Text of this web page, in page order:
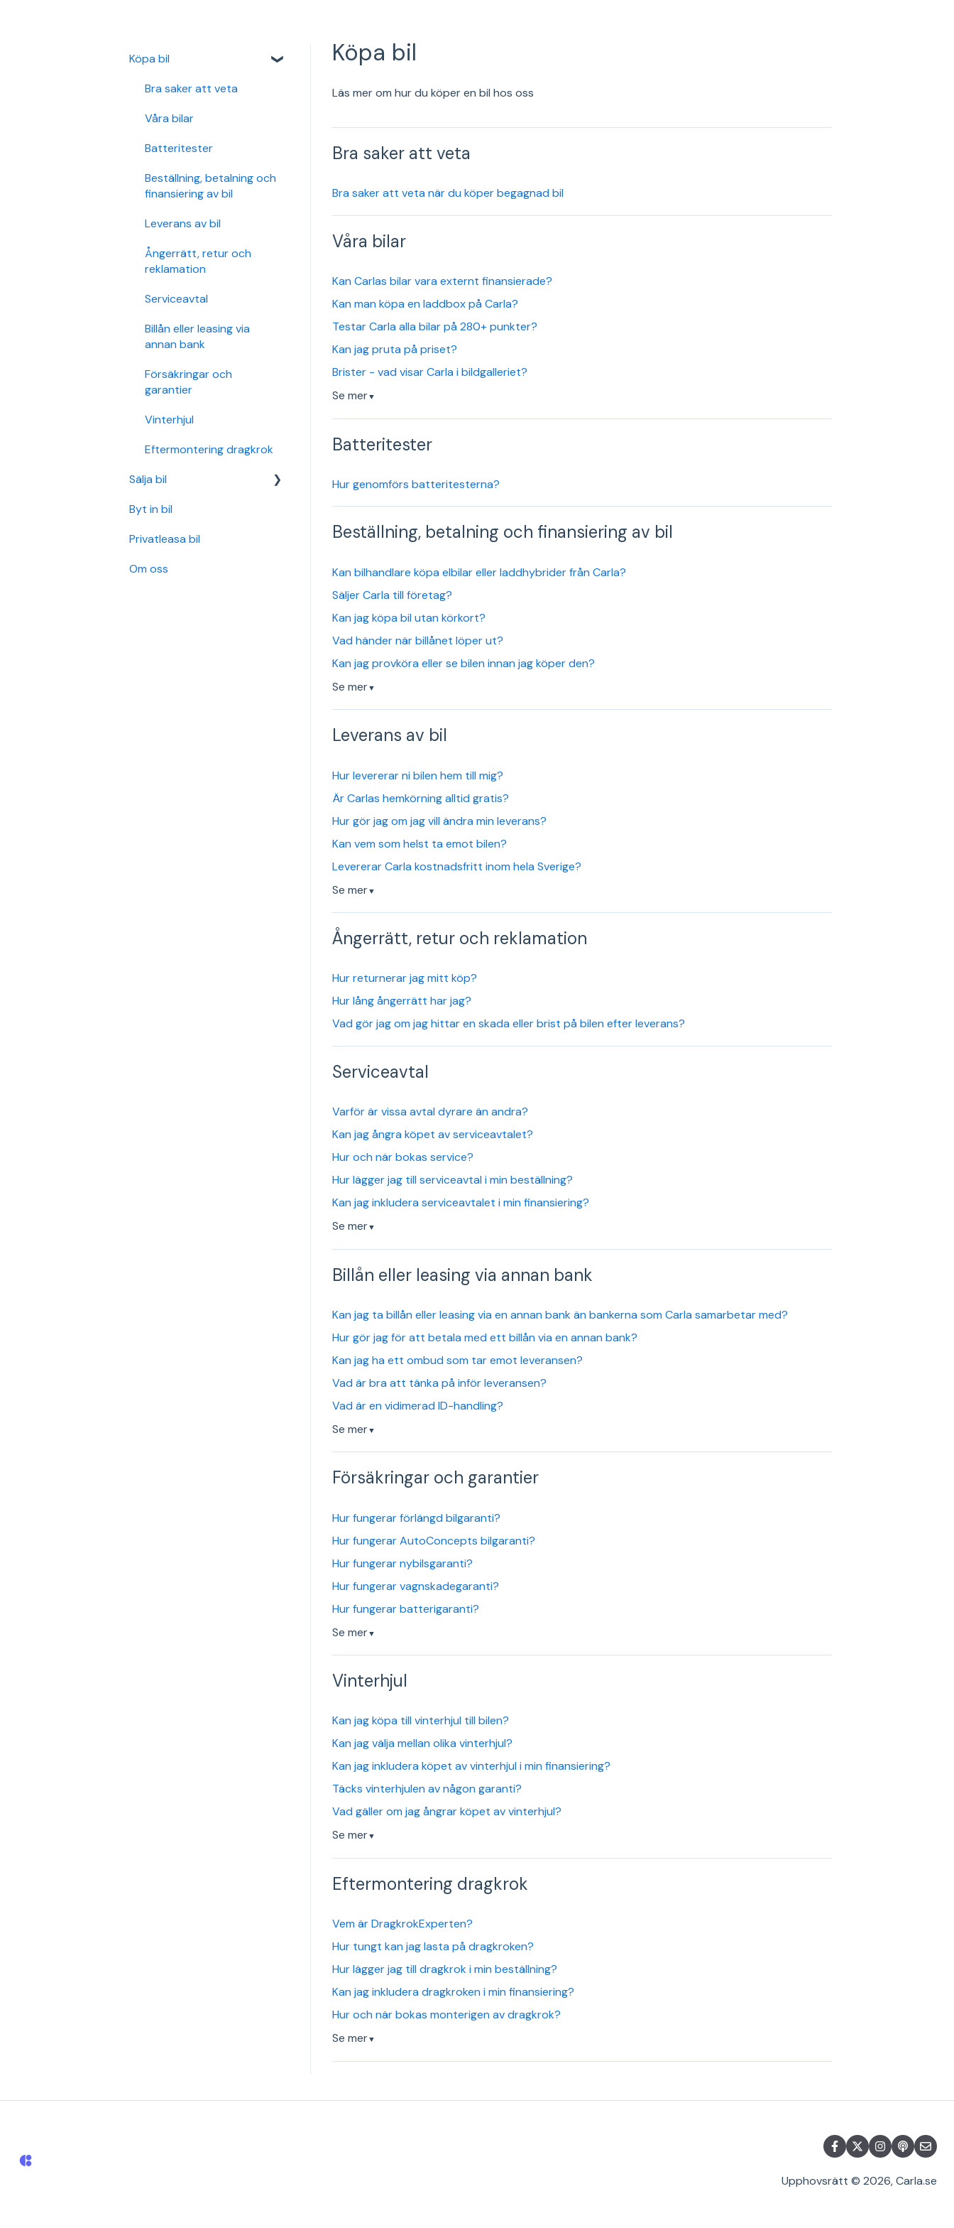
Köpa bil
Läs mer om hur du köper en bil hos oss
Bra saker att veta
Bra saker att veta när du köper begagnad bil
Våra bilar
Kan Carlas bilar vara externt finansierade?
Kan man köpa en laddbox på Carla?
Testar Carla alla bilar på 280+ punkter?
Kan jag pruta på priset?
Brister - vad visar Carla i bildgalleriet?
Se mer▼
Batteritester
Hur genomförs batteritesterna?
Beställning, betalning och finansiering av bil
Kan bilhandlare köpa elbilar eller laddhybrider från Carla?
Säljer Carla till företag?
Kan jag köpa bil utan körkort?
Vad händer när billånet löper ut?
Kan jag provköra eller se bilen innan jag köper den?
Se mer▼
Leverans av bil
Hur levererar ni bilen hem till mig?
Är Carlas hemkörning alltid gratis?
Hur gör jag om jag vill ändra min leverans?
Kan vem som helst ta emot bilen?
Levererar Carla kostnadsfritt inom hela Sverige?
Se mer▼
Ångerrätt, retur och reklamation
Hur returnerar jag mitt köp?
Hur lång ångerrätt har jag?
Vad gör jag om jag hittar en skada eller brist på bilen efter leverans?
Serviceavtal
Varför är vissa avtal dyrare än andra?
Kan jag ångra köpet av serviceavtalet?
Hur och när bokas service?
Hur lägger jag till serviceavtal i min beställning?
Kan jag inkludera serviceavtalet i min finansiering?
Se mer▼
Billån eller leasing via annan bank
Kan jag ta billån eller leasing via en annan bank än bankerna som Carla samarbetar med?
Hur gör jag för att betala med ett billån via en annan bank?
Kan jag ha ett ombud som tar emot leveransen?
Vad är bra att tänka på inför leveransen?
Vad är en vidimerad ID-handling?
Se mer▼
Försäkringar och garantier
Hur fungerar förlängd bilgaranti?
Hur fungerar AutoConcepts bilgaranti?
Hur fungerar nybilsgaranti?
Hur fungerar vagnskadegaranti?
Hur fungerar batterigaranti?
Se mer▼
Vinterhjul
Kan jag köpa till vinterhjul till bilen?
Kan jag välja mellan olika vinterhjul?
Kan jag inkludera köpet av vinterhjul i min finansiering?
Täcks vinterhjulen av någon garanti?
Vad gäller om jag ångrar köpet av vinterhjul?
Se mer▼
Eftermontering dragkrok
Vem är DragkrokExperten?
Hur tungt kan jag lasta på dragkroken?
Hur lägger jag till dragkrok i min beställning?
Kan jag inkludera dragkroken i min finansiering?
Hur och när bokas monterigen av dragkrok?
Se mer▼
Köpa bil
Bra saker att veta
Våra bilar
Batteritester
Beställning, betalning och
finansiering av bil
Leverans av bil
Ångerrätt, retur och
reklamation
Serviceavtal
Billån eller leasing via
annan bank
Försäkringar och
garantier
Vinterhjul
Eftermontering dragkrok
Sälja bil
Upphämtning
Belånade bilar och
Byt in bil
Privatleasa bil
Om oss
Upphovsrätt © 2026, Carla.se